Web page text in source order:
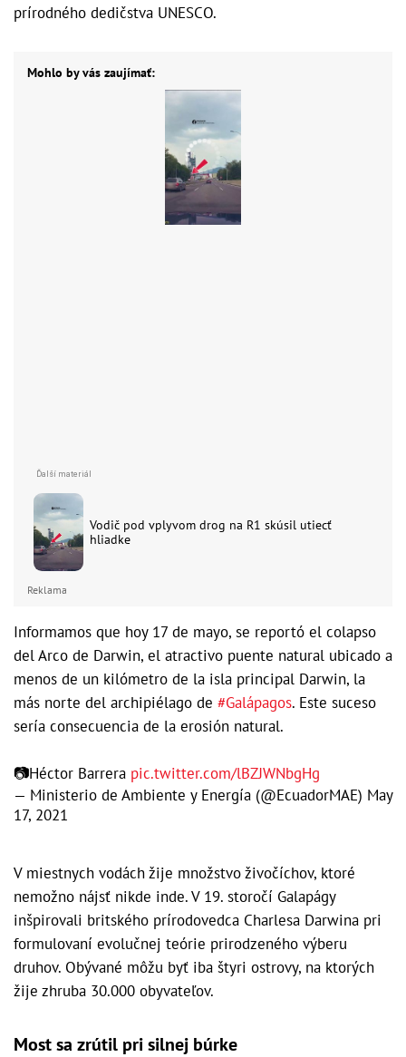
prírodného dedičstva UNESCO.
Mohlo by vás zaujímať:
Vodič pod vplyvom drog na R1 skúsil utiecť
hliadke
Reklama
Informamos que hoy 17 de mayo, se reportó el colapso
del Arco de Darwin, el atractivo puente natural ubicado a
menos de un kilómetro de la isla principal Darwin, la
más norte del archipiélago de #Galápagos. Este suceso
sería consecuencia de la erosión natural.
📷Héctor Barrera pic.twitter.com/lBZJWNbgHg
— Ministerio de Ambiente y Energía (@EcuadorMAE) May
17, 2021
V miestnych vodách žije množstvo živočíchov, ktoré
nemožno nájsť nikde inde. V 19. storočí Galapágy
inšpirovali britského prírodovedca Charlesa Darwina pri
formulovaní evolučnej teórie prirodzeného výberu
druhov. Obývané môžu byť iba štyri ostrovy, na ktorých
žije zhruba 30.000 obyvateľov.
Most sa zrútil pri silnej búrke